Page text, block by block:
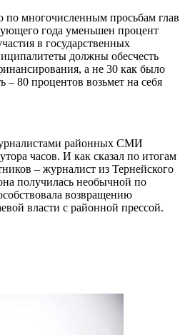
многочисленным просьбам глав
года уменьшен процент
в государственных
должны обесчесть
а не 30 как было
– 80 процентов возьмет на себя
районных СМИ
часов. И как сказал по итогам
– журналист из Тернейского
получилась необычной по
возвращению
власти с районной прессой.